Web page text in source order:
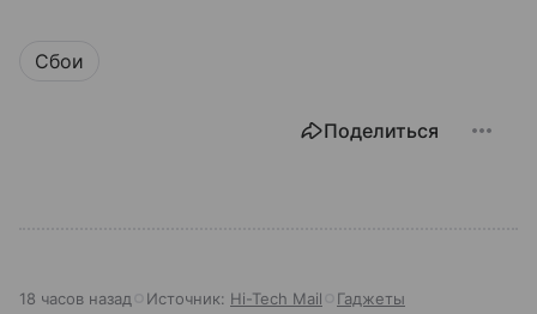
Сбои
Поделиться
18 часов назад Источник: Hi-Tech Mail Гаджеты